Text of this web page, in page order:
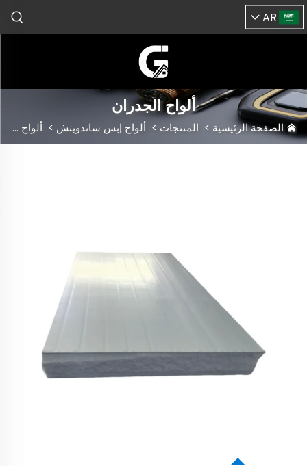
AR
ألواح الجدران
الصفحة الرئيسية > المنتجات > ألواح إبس ساندويتش > ألواح الجدران